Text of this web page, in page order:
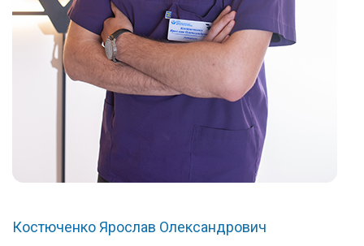
Костюченко Ярослав Олександрович